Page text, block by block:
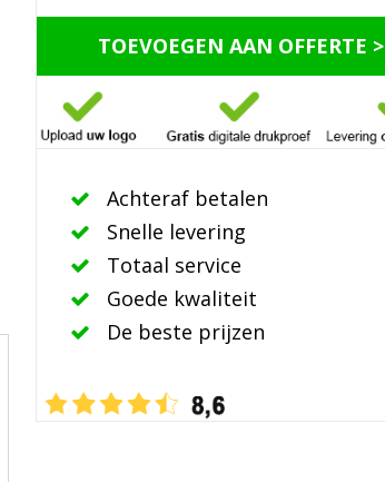
TOEVOEGEN AAN OFFERTE >
Achteraf betalen
Snelle levering
Totaal service
Goede kwaliteit
De beste prijzen